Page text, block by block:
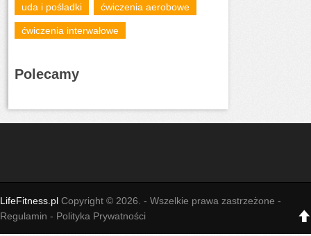
uda i pośladki ćwiczenia aerobowe
ćwiczenia interwałowe
Polecamy
LifeFitness.pl Copyright © 2026. - Wszelkie prawa zastrzeżone -
Regulamin - Polityka Prywatności